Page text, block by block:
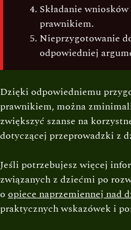
Składanie
prawnikiem.
Nieprzygotowanie
odpowiedniej
Dzięki odpowiedniemu
prawnikiem, można
zwiększyć szanse na
dotyczącej przeprowadzki z
Jeśli potrzebujesz więcej
związanych z dziećmi po
o opiece naprzemiennej nad
praktycznych wskazówek i